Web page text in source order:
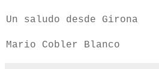
Un saludo desde Girona
Mario Cobler Blanco